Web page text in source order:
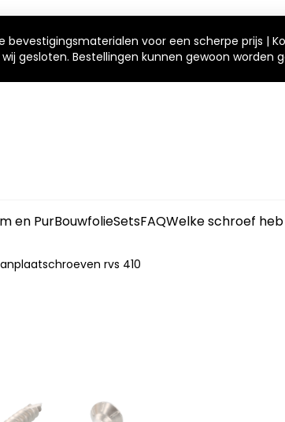
bevestigingsmaterialen voor een scherpe prijs |
gesloten. Bestellingen kunnen gewoon
en PurBouwfolieSetsFAQWelke schroef
rvs 410